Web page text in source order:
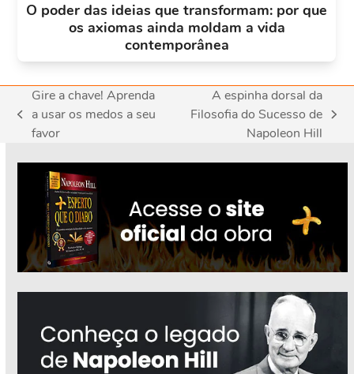
O poder das ideias que transformam: por que
os axiomas ainda moldam a vida
contemporânea
previous
post:
Gire a chave! Aprenda
a usar os medos a seu
favor
next
A espinha dorsal da
Filosofia do Sucesso de
Napoleon Hill